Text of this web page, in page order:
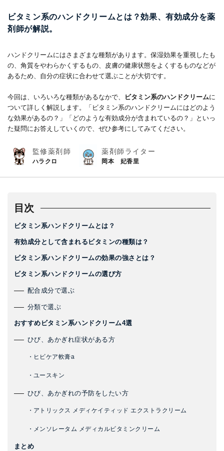
ビタミン系のハンドクリームとは？効果、有効成分を薬
剤師が解説。
ハンドクリームにはさまざまな種類があります。保湿効果を重視したも
の、角質をやわらかくするもの、皮膚の健康状態をよくするものなどが
あるため、自分の症状に合わせて選ぶことが大切です。
今回は、いろいろな種類があるなかで、 ビタミン系のハンドクリームに
ついて詳しく解説します。「ビタミン系のハンドクリームにはどのよう
な効果があるの？」「どのような有効成分が含まれているの？」といっ
た疑問にお答えしていくので、ぜひ参考にしてみてください。
監修薬剤師
ハラクロ
薬剤師ライター
岡本 妃香里
目次
ビタミン系ハンドクリームとは？
有効成分として含まれるビタミンの種類は？
ビタミン系ハンドクリームの効果の強さとは？
ビタミン系ハンドクリームの選び方
配合成分で選ぶ
分類で選ぶ
おすすめビタミン系ハンドクリーム4選
ひび、あかぎれ症状がある方
・ヒビケア軟膏a
・ユースキン
ひび、あかぎれの予防をしたい方
・アトリックス メディケイティッド エクストラクリーム
・メンソレータム メディカルビタミンクリーム
まとめ